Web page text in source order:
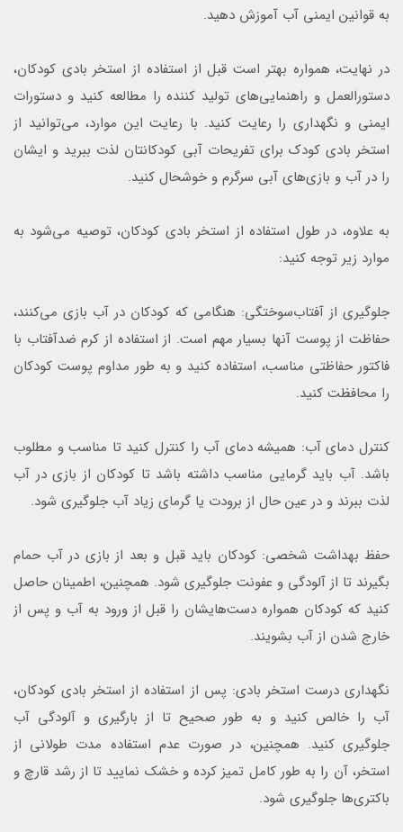
به قوانین ایمنی آب آموزش دهید.
در نهایت، همواره بهتر است قبل از استفاده از استخر بادی کودکان،
دستورالعمل و راهنمایی‌های تولید کننده را مطالعه کنید و دستورات
ایمنی و نگهداری را رعایت کنید. با رعایت این موارد، می‌توانید از
استخر بادی کودک برای تفریحات آبی کودکانتان لذت ببرید و ایشان
را در آب و بازی‌های آبی سرگرم و خوشحال کنید.
به علاوه، در طول استفاده از استخر بادی کودکان، توصیه می‌شود به
موارد زیر توجه کنید:
جلوگیری از آفتاب‌سوختگی: هنگامی که کودکان در آب بازی می‌کنند،
حفاظت از پوست آنها بسیار مهم است. از استفاده از کرم ضدآفتاب با
فاکتور حفاظتی مناسب، استفاده کنید و به طور مداوم پوست کودکان
را محافظت کنید.
کنترل دمای آب: همیشه دمای آب را کنترل کنید تا مناسب و مطلوب
باشد. آب باید گرمایی مناسب داشته باشد تا کودکان از بازی در آب
لذت ببرند و در عین حال از برودت یا گرمای زیاد آب جلوگیری شود.
حفظ بهداشت شخصی: کودکان باید قبل و بعد از بازی در آب حمام
بگیرند تا از آلودگی و عفونت جلوگیری شود. همچنین، اطمینان حاصل
کنید که کودکان همواره دست‌هایشان را قبل از ورود به آب و پس از
خارج شدن از آب بشویند.
نگهداری درست استخر بادی: پس از استفاده از استخر بادی کودکان،
آب را خالص کنید و به طور صحیح تا از بارگیری و آلودگی آب
جلوگیری کنید. همچنین، در صورت عدم استفاده مدت طولانی از
استخر، آن را به طور کامل تمیز کرده و خشک نمایید تا از رشد قارچ و
باکتری‌ها جلوگیری شود.